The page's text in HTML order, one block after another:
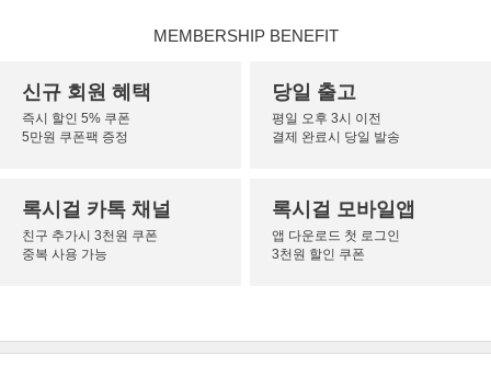
MEMBERSHIP BENEFIT
신규 회원 혜택
즉시 할인 5% 쿠폰
5만원 쿠폰팩 증정
당일 출고
평일 오후 3시 이전
결제 완료시 당일 발송
록시걸 카톡 채널
친구 추가시 3천원 쿠폰
중복 사용 가능
록시걸 모바일앱
앱 다운로드 첫 로그인
3천원 할인 쿠폰